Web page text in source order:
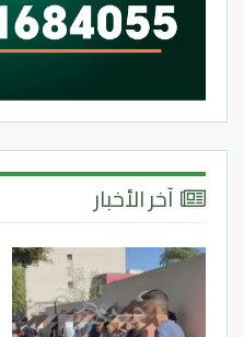
آخر الأخبار